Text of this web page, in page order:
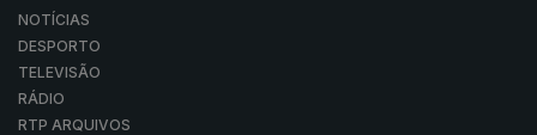
NOTÍCIAS
DESPORTO
TELEVISÃO
RÁDIO
RTP ARQUIVOS